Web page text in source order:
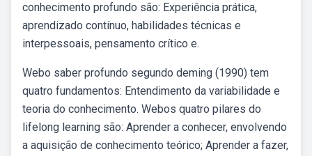
conhecimento profundo são: Experiência prática,
aprendizado contínuo, habilidades técnicas e
interpessoais, pensamento crítico e.
Webo saber profundo segundo deming (1990) tem
quatro fundamentos: Entendimento da variabilidade e
teoria do conhecimento. Webos quatro pilares do
lifelong learning são: Aprender a conhecer, envolvendo
a aquisição de conhecimento teórico; Aprender a fazer,